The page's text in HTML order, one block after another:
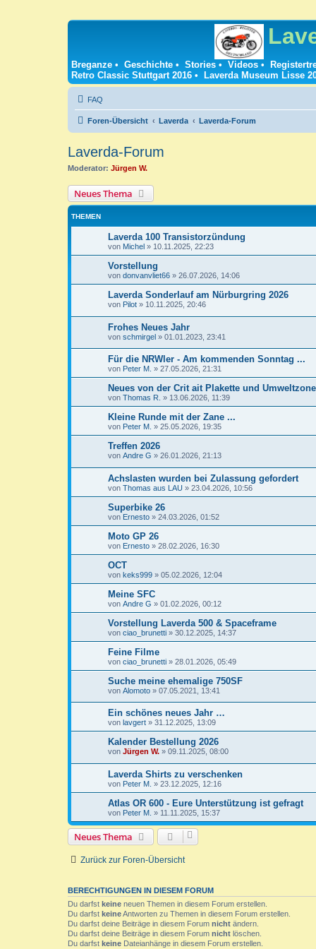
Breganze • Geschichte • Stories • Videos •
Retro Classic Stuttgart 2016 • Laverda Museum Lisse
FAQ
Foren-Übersicht Laverda Laverda-Forum
Laverda-Forum
Moderator: Jürgen W.
Neues Thema
THEMEN
Laverda 100 Transistorzündung
von Michel » 10.11.2025, 22:23
Vorstellung
von donvanvliet66 » 26.07.2026, 14:06
Laverda Sonderlauf am Nürburgring 2026
von Pilot » 10.11.2025, 20:46
Frohes Neues Jahr
von schmirgel » 01.01.2023, 23:41
Für die NRWler - Am kommenden Sonntag ...
von Peter M. » 27.05.2026, 21:31
Neues von der Crit ait Plakette und
von Thomas R. » 13.06.2026, 11:39
Kleine Runde mit der Zane ...
von Peter M. » 25.05.2026, 19:35
Treffen 2026
von Andre G » 26.01.2026, 21:13
Achslasten wurden bei Zulassung gefordert
von Thomas aus LAU » 23.04.2026, 10:56
Superbike 26
von Ernesto » 24.03.2026, 01:52
Moto GP 26
von Ernesto » 28.02.2026, 16:30
OCT
von keks999 » 05.02.2026, 12:04
Meine SFC
von Andre G » 01.02.2026, 00:12
Vorstellung Laverda 500 & Spaceframe
von ciao_brunetti » 30.12.2025, 14:37
Feine Filme
von ciao_brunetti » 28.01.2026, 05:49
Suche meine ehemalige 750SF
von Alomoto » 07.05.2021, 13:41
Ein schönes neues Jahr …
von lavgert » 31.12.2025, 13:09
Kalender Bestellung 2026
von Jürgen W. » 09.11.2025, 08:00
Laverda Shirts zu verschenken
von Peter M. » 23.12.2025, 12:16
Atlas OR 600 - Eure Unterstützung ist gefragt
von Peter M. » 11.11.2025, 15:37
Neues Thema
Zurück zur Foren-Übersicht
BERECHTIGUNGEN IN DIESEM FORUM
Du darfst keine neuen Themen in diesem Forum erstellen.
Du darfst keineAntworten zu Themen in diesem Forum erstellen.
Du darfst deine Beiträge in diesem Forum nicht ändern.
Du darfst deine Beiträge in diesem Forum nicht löschen.
Du darfst keine Dateianhänge in diesem Forum erstellen.